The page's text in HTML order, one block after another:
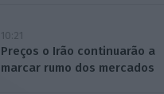
10:21
Preços o Irão continuarão a
marcar rumo dos mercados